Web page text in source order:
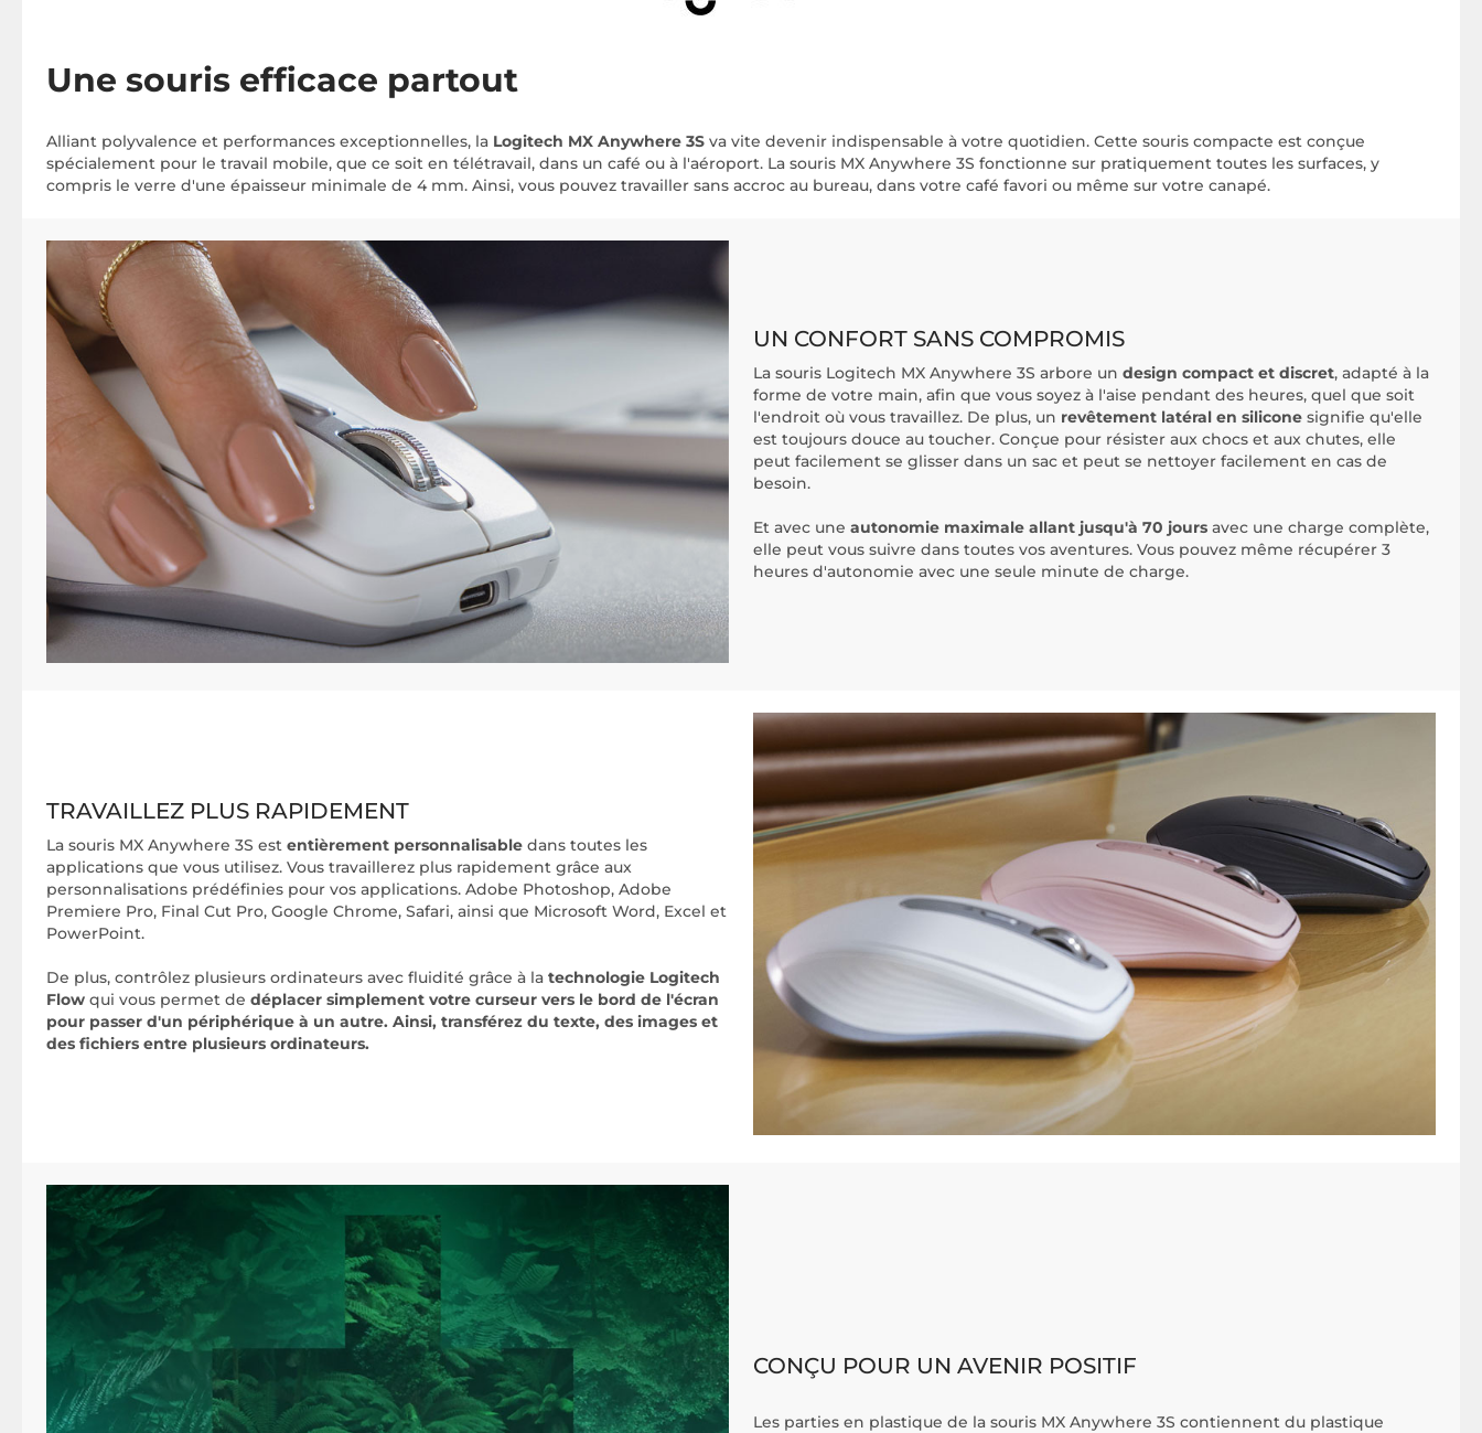
Une souris efficace partout
Alliant polyvalence et performances exceptionnelles, la Logitech MX Anywhere 3S va vite devenir indispensable à votre quotidien. Cette souris compacte est conçue
spécialement pour le travail mobile, que ce soit en télétravail, dans un café ou à l'aéroport. La souris MX Anywhere 3S fonctionne sur pratiquement toutes les surfaces, y
compris le verre d'une épaisseur minimale de 4 mm. Ainsi, vous pouvez travailler sans accroc au bureau, dans votre café favori ou même sur votre canapé.
UN CONFORT SANS COMPROMIS
La souris Logitech MX Anywhere 3S arbore un design compact et discret, adapté à la
forme de votre main, afin que vous soyez à l'aise pendant des heures, quel que soit
l'endroit où vous travaillez. De plus, un revêtement latéral en silicone signifie qu'elle
est toujours douce au toucher. Conçue pour résister aux chocs et aux chutes, elle
peut facilement se glisser dans un sac et peut se nettoyer facilement en cas de
besoin.
Et avec une autonomie maximale allant jusqu'à 70 jours avec une charge complète,
elle peut vous suivre dans toutes vos aventures. Vous pouvez même récupérer 3
heures d'autonomie avec une seule minute de charge.
TRAVAILLEZ PLUS RAPIDEMENT
La souris MX Anywhere 3S est entièrement personnalisable dans toutes les
applications que vous utilisez. Vous travaillerez plus rapidement grâce aux
personnalisations prédéfinies pour vos applications. Adobe Photoshop, Adobe
Premiere Pro, Final Cut Pro, Google Chrome, Safari, ainsi que Microsoft Word, Excel et
PowerPoint.
De plus, contrôlez plusieurs ordinateurs avec fluidité grâce à la technologie Logitech
Flow qui vous permet de déplacer simplement votre curseur vers le bord de l'écran
pour passer d'un périphérique à un autre. Ainsi, transférez du texte, des images et
des fichiers entre plusieurs ordinateurs.
CONÇU POUR UN AVENIR POSITIF
Les parties en plastique de la souris MX Anywhere 3S contiennent du plastique